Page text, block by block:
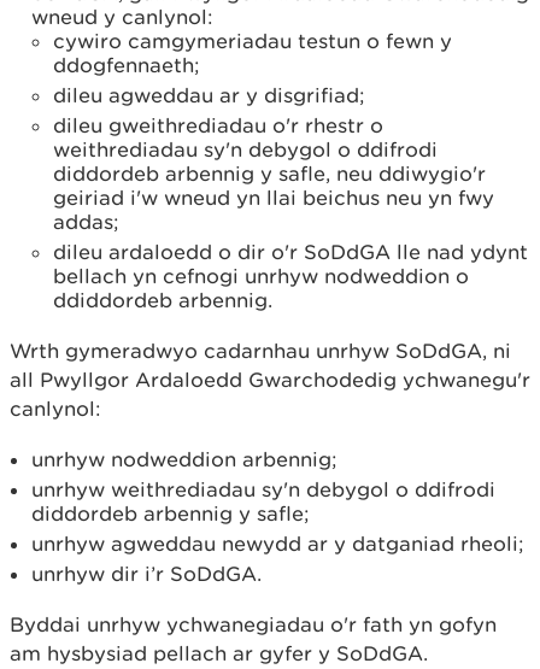
wneud y canlynol:
cywiro camgymeriadau testun o fewn y
ddogfennaeth;
dileu agweddau ar y disgrifiad;
dileu gweithrediadau o'r rhestr o
weithrediadau sy'n debygol o ddifrodi
diddordeb arbennig y safle, neu ddiwygio'r
geiriad i'w wneud yn llai beichus neu yn fwy
addas;
dileu ardaloedd o dir o'r SoDdGA lle nad ydynt
bellach yn cefnogi unrhyw nodweddion o
ddiddordeb arbennig.
Wrth gymeradwyo cadarnhau unrhyw SoDdGA, ni
all Pwyllgor Ardaloedd Gwarchodedig ychwanegu'r
canlynol:
unrhyw nodweddion arbennig;
unrhyw weithrediadau sy'n debygol o ddifrodi
diddordeb arbennig y safle;
unrhyw agweddau newydd ar y datganiad rheoli;
unrhyw dir i’r SoDdGA.
Byddai unrhyw ychwanegiadau o'r fath yn gofyn
am hysbysiad pellach ar gyfer y SoDdGA.